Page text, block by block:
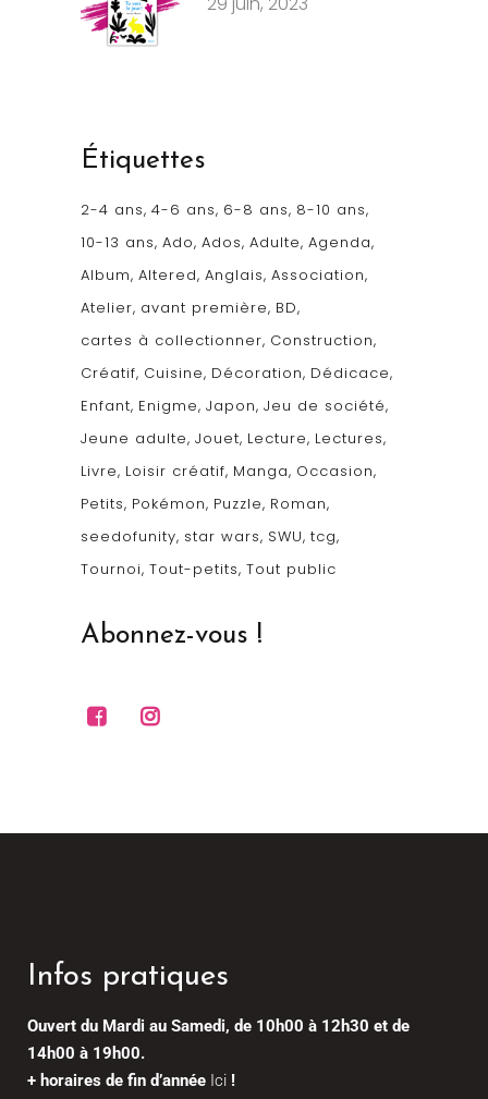
Étiquettes
2-4 ans 4-6 ans 6-8 ans 8-10 ans
10-13 ans Ado Ados Adulte Agenda
Album Altered Anglais Association
Atelier avant première BD
cartes à collectionner Construction
Créatif Cuisine Décoration Dédicace
Enfant Enigme Japon Jeu de société
Jeune adulte Jouet Lecture Lectures
Livre Loisir créatif Manga Occasion
Petits Pokémon Puzzle Roman
seedofunity star wars SWU tcg
Tournoi Tout-petits Tout public
Abonnez-vous !
Infos pratiques
Ouvert du Mardi au Samedi, de 10h00 à 12h30 et de
14h00 à 19h00.
+ horaires de fin d’année Ici !